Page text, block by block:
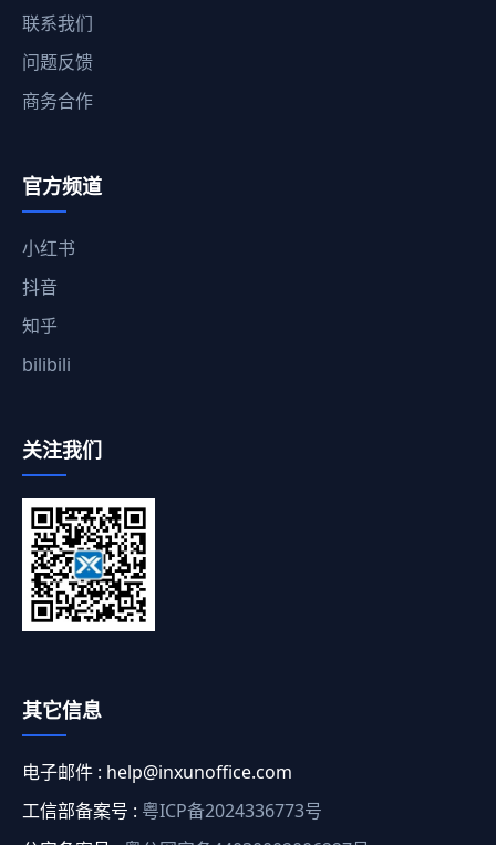
联系我们
问题反馈
商务合作
官方频道
小红书
抖音
知乎
bilibili
关注我们
其它信息
电子邮件 : help@inxunoffice.com
工信部备案号 : 粤ICP备2024336773号